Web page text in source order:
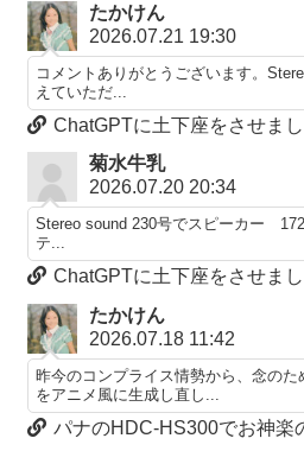
たかけん
2026.07.21 19:30
コメントありがとうございます。
えていただ...
ChatGPTに土下座をさせまし
菊水牛乳
2026.07.20 20:34
Stereo sound 230号でスピーカー
テ...
ChatGPTに土下座をさせまし
たかけん
2026.07.18 11:42
昨今のコンプライス情勢から、念の
をアニメ風に生成し直し...
パナのHDC-HS300でお神楽